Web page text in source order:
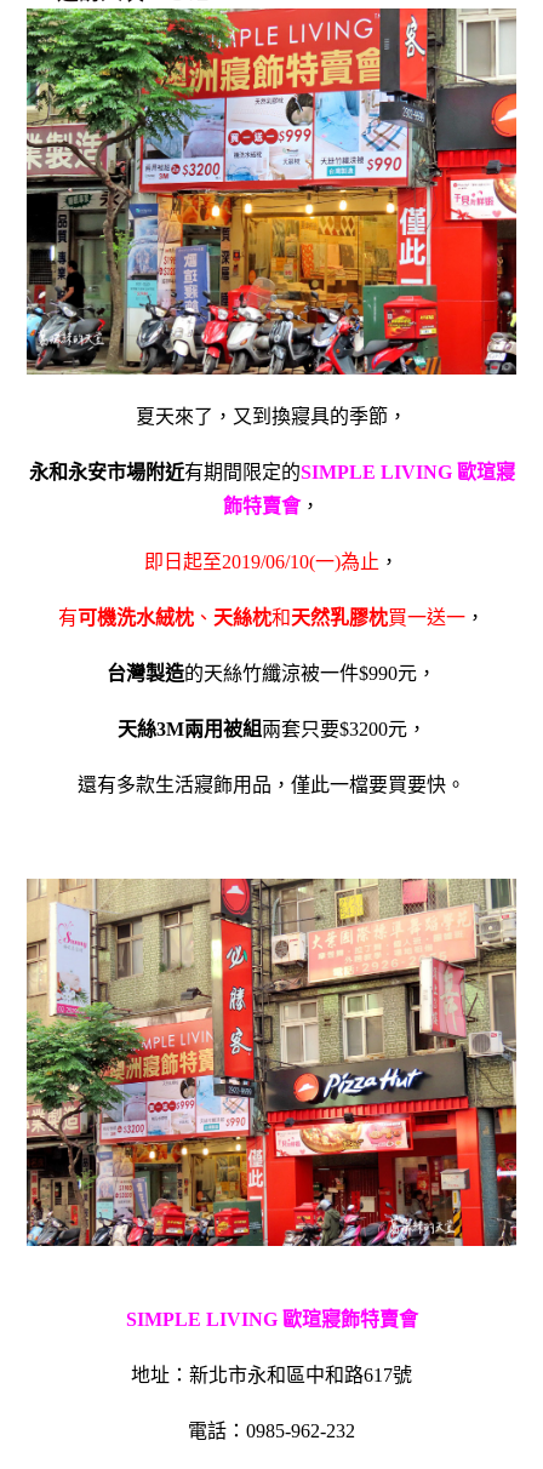
夏天來了，又到換寢具的季節，
永和永安市場附近有期間限定的SIMPLE LIVING 歐瑄寢
飾特賣會，
即日起至2019/06/10(一)為止 ，
有可機洗水絨枕 、 天絲枕和天然乳膠枕買一送一 ，
台灣製造的天絲竹纖涼被一件$990元，
天絲3M兩用被組兩套只要$3200元，
還有多款生活寢飾用品，僅此一檔要買要快。
SIMPLE LIVING 歐瑄寢飾特賣會
地址：新北市永和區中和路617號
電話：0985-962-232